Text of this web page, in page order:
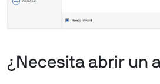
¿Necesita abrir un